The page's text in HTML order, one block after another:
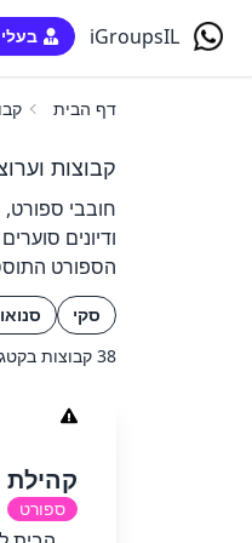
iGroupsIL
דף הבית
קבוצות
חובבי
ודיונים
הספורט
סקי
38 קבוצות בקטגוריה
ספורט